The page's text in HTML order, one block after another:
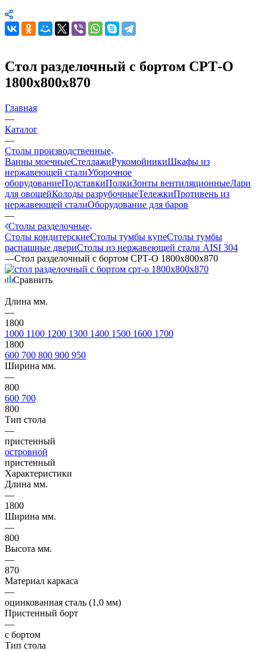
Стол разделочный с бортом СРТ-О
1800х800х870
Главная
—
Каталог
—
Столы производственные
Ванны моечныеСтеллажиРукомойникиШкафы из
нержавеющей сталиУборочное
оборудованиеПодставкиПолкиЗонты вентиляционныеЛари
для овощейКолоды разрубочныеТележкиПротивень из
нержавеющей сталиОборудование для баров
—
Столы разделочные
Столы кондитерскиеСтолы тумбы купеСтолы тумбы
распашные двериСтолы из нержавеющей стали AISI 304
—Стол разделочный с бортом СРТ-О 1800х800х870
Сравнить
Длина мм.
—
1800
1000 1100 1200 1300 1400 1500 1600 1700
1800
600 700 800 900 950
Ширина мм.
—
800
600 700
800
Тип стола
—
пристенный
островной
пристенный
Характеристики
Длина мм.
—
1800
Ширина мм.
—
800
Высота мм.
—
870
Материал каркаса
—
оцинкованная сталь (1,0 мм)
Пристенный борт
—
с бортом
Тип стола